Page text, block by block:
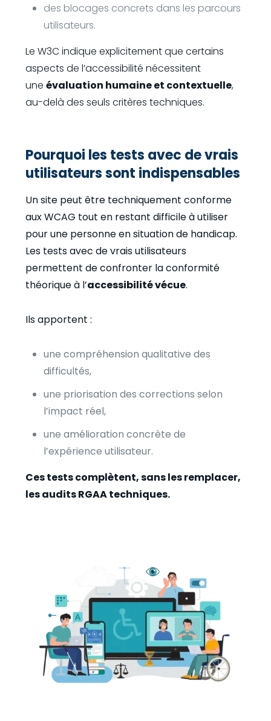
des blocages concrets dans les parcours
utilisateurs.
Le W3C indique explicitement que certains
aspects de l’accessibilité nécessitent
une évaluation humaine et contextuelle,
au-delà des seuls critères techniques.
Pourquoi les tests avec de vrais
utilisateurs sont indispensables
Un site peut être techniquement conforme
aux WCAG tout en restant difficile à utiliser
pour une personne en situation de handicap.
Les tests avec de vrais utilisateurs
permettent de confronter la conformité
théorique à l’accessibilité vécue.
Ils apportent :
une compréhension qualitative des
difficultés,
une priorisation des corrections selon
l’impact réel,
une amélioration concrète de
l’expérience utilisateur.
Ces tests complètent, sans les remplacer,
les audits RGAA techniques.